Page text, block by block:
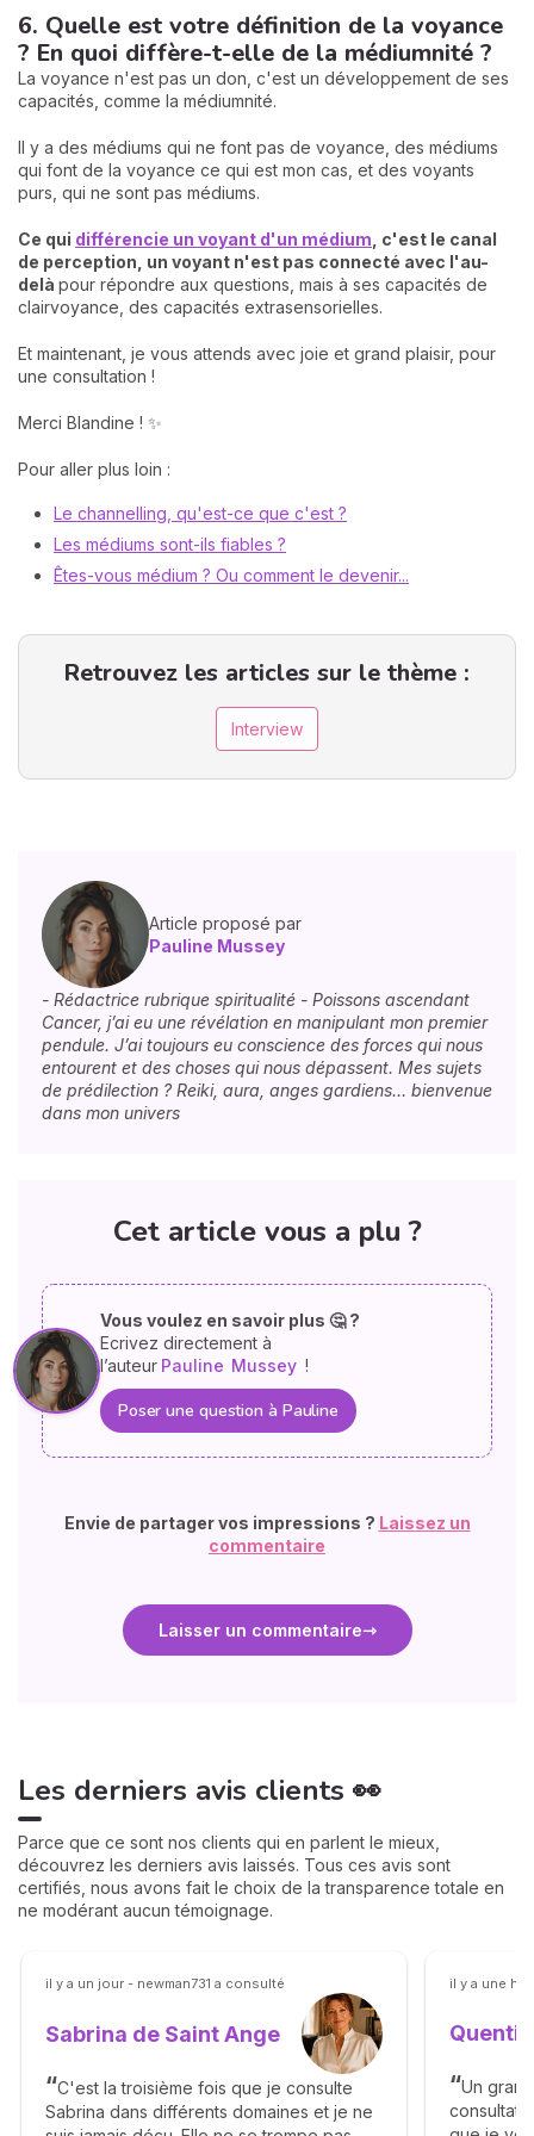
6. Quelle est votre définition de la voyance
? En quoi diffère-t-elle de la médiumnité ?
La voyance n'est pas un don, c'est un développement de ses
capacités, comme la médiumnité.
Il y a des médiums qui ne font pas de voyance, des médiums
qui font de la voyance ce qui est mon cas, et des voyants
purs, qui ne sont pas médiums.
Ce qui différencie un voyant d'un médium , c'est le canal
de perception, un voyant n'est pas connecté avec l'au-
delà pour répondre aux questions, mais à ses capacités de
clairvoyance, des capacités extrasensorielles.
Et maintenant, je vous attends avec joie et grand plaisir, pour
une consultation !
Merci Blandine ! ✨
Pour aller plus loin :
Le channelling, qu'est-ce que c'est ?
Les médiums sont-ils fiables ?
Êtes-vous médium ? Ou comment le devenir...
Retrouvez les articles sur le thème :
Interview
Article proposé par
Pauline Mussey
- Rédactrice rubrique spiritualité - Poissons ascendant
Cancer, j’ai eu une révélation en manipulant mon premier
pendule. J’ai toujours eu conscience des forces qui nous
entourent et des choses qui nous dépassent. Mes sujets
de prédilection ? Reiki, aura, anges gardiens… bienvenue
dans mon univers
Cet article vous a plu ?
Vous voulez en savoir plus 🤔 ?
Ecrivez directement à
l’auteur Pauline Mussey !
Poser une question à Pauline
Envie de partager vos impressions ? Laissez un
commentaire
Laisser un commentaire
Les derniers avis clients 👀
Parce que ce sont nos clients qui en parlent le mieux,
découvrez les derniers avis laissés. Tous ces avis sont
certifiés, nous avons fait le choix de la transparence totale en
ne modérant aucun témoignage.
il y a un jour - newman731 a consulté
Sabrina de Saint Ange
C'est la troisième fois que je consulte
Sabrina dans différents domaines et je ne
il y a une
Un